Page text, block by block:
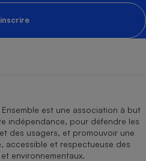
est une association à but
indépendance, pour défendre les
des usagers, et promouvoir une
accessible et respectueuse des
environnementaux.